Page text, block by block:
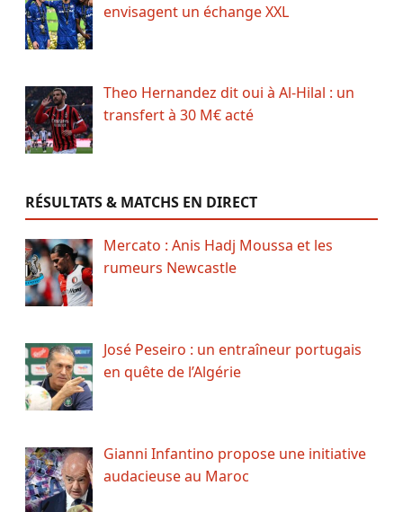
envisagent un échange XXL
Theo Hernandez dit oui à Al-Hilal : un
transfert à 30 M€ acté
RÉSULTATS & MATCHS EN DIRECT
Mercato : Anis Hadj Moussa et les
rumeurs Newcastle
José Peseiro : un entraîneur portugais
en quête de l’Algérie
Gianni Infantino propose une initiative
audacieuse au Maroc